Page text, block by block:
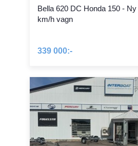
Bella 620 DC Honda 150 -
km/h vagn
339 000:-